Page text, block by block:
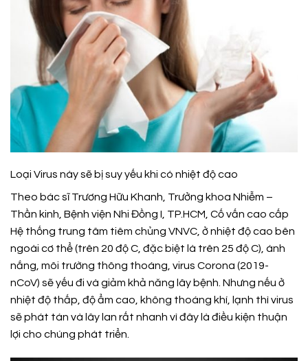
Loại Virus này sẽ bị suy yếu khi có nhiệt độ cao
Theo bác sĩ Trương Hữu Khanh, Trưởng khoa Nhiễm –
Thần kinh, Bệnh viện Nhi Đồng I, TP.HCM, Cố vấn cao cấp
Hệ thống trung tâm tiêm chủng VNVC, ở nhiệt độ cao bên
ngoài cơ thể (trên 20 độ C, đặc biệt là trên 25 độ C), ánh
nắng, môi trường thông thoáng, virus Corona (2019-
nCoV) sẽ yếu đi và giảm khả năng lây bệnh. Nhưng nếu ở
nhiệt độ thấp, độ ẩm cao, không thoáng khí, lạnh thì virus
sẽ phát tán và lây lan rất nhanh vì đây là điều kiện thuận
lợi cho chúng phát triển.